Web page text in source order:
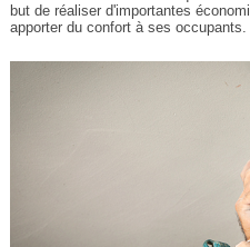
but de réaliser d'importantes
apporter du confort à ses occupants.